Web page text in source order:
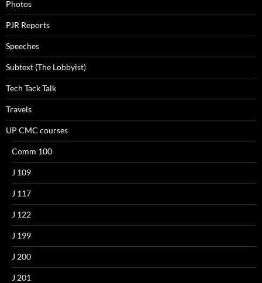
Photos
PJR Reports
Speeches
Subtext (The Lobbyist)
Tech Tack Talk
Travels
UP CMC courses
Comm 100
J 109
J 117
J 122
J 199
J 200
J 201